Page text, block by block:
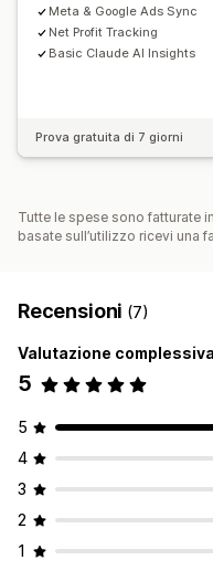
Scorte e prodotto
Sincronizzazione delle
Meta & Google Ads Sync
Net Profit Tracking
Basic Claude AI Insights
Prova gratuita di 7 giorni
Tutte le spese sono fatturate
basate sull’utilizzo ricevi una
Recensioni (7)
Valutazione complessiva
5
5
4
3
2
1